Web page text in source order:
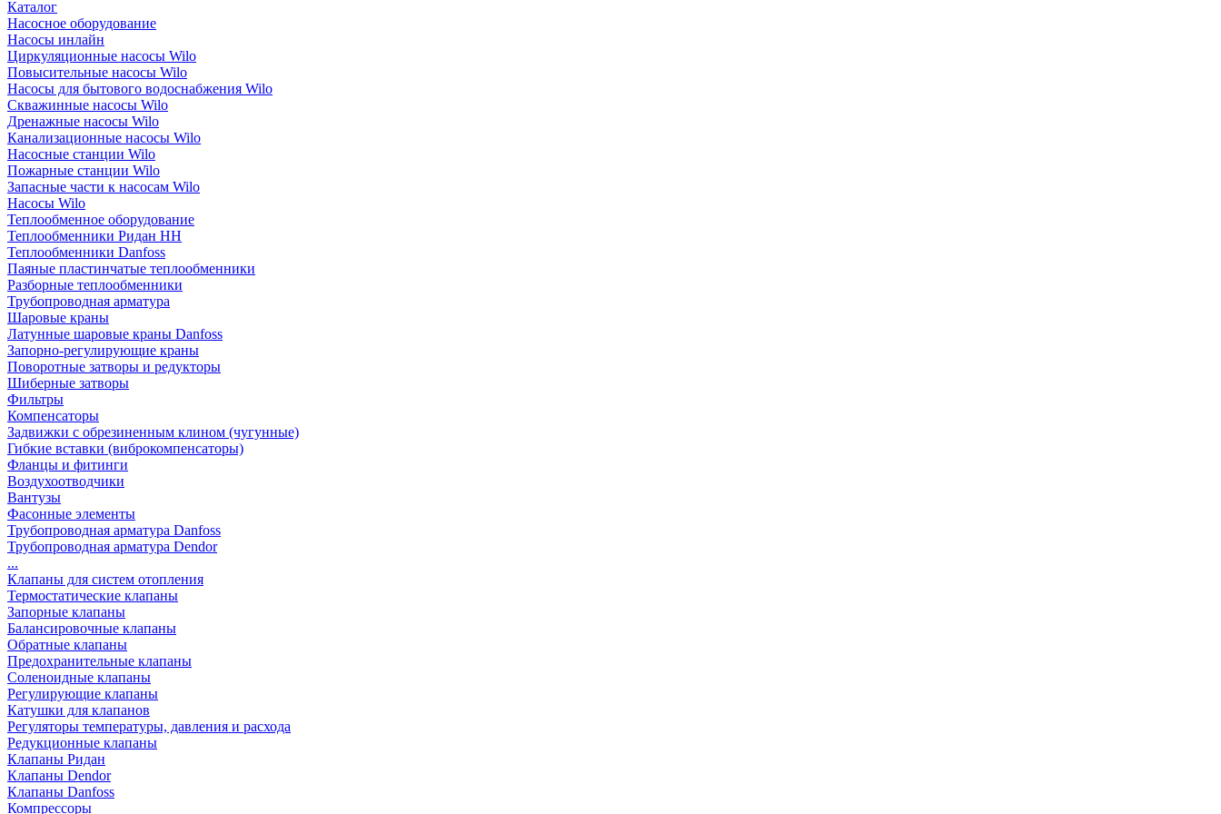
Каталог
Насосное оборудование
Насосы инлайн
Циркуляционные насосы Wilo
Повысительные насосы Wilo
Насосы для бытового водоснабжения Wilo
Скважинные насосы Wilo
Дренажные насосы Wilo
Канализационные насосы Wilo
Насосные станции Wilo
Пожарные станции Wilo
Запасные части к насосам Wilo
Насосы Wilo
Теплообменное оборудование
Теплообменники Ридан НН
Теплообменники Danfoss
Паяные пластинчатые теплообменники
Разборные теплообменники
Трубопроводная арматура
Шаровые краны
Латунные шаровые краны Danfoss
Запорно-регулирующие краны
Поворотные затворы и редукторы
Шиберные затворы
Фильтры
Компенсаторы
Задвижки с обрезиненным клином (чугунные)
Гибкие вставки (виброкомпенсаторы)
Фланцы и фитинги
Воздухоотводчики
Вантузы
Фасонные элементы
Трубопроводная арматура Danfoss
Трубопроводная арматура Dendor
...
Клапаны для систем отопления
Термостатические клапаны
Запорные клапаны
Балансировочные клапаны
Обратные клапаны
Предохранительные клапаны
Соленоидные клапаны
Регулирующие клапаны
Катушки для клапанов
Регуляторы температуры, давления и расхода
Редукционные клапаны
Клапаны Ридан
Клапаны Dendor
Клапаны Danfoss
Компрессоры